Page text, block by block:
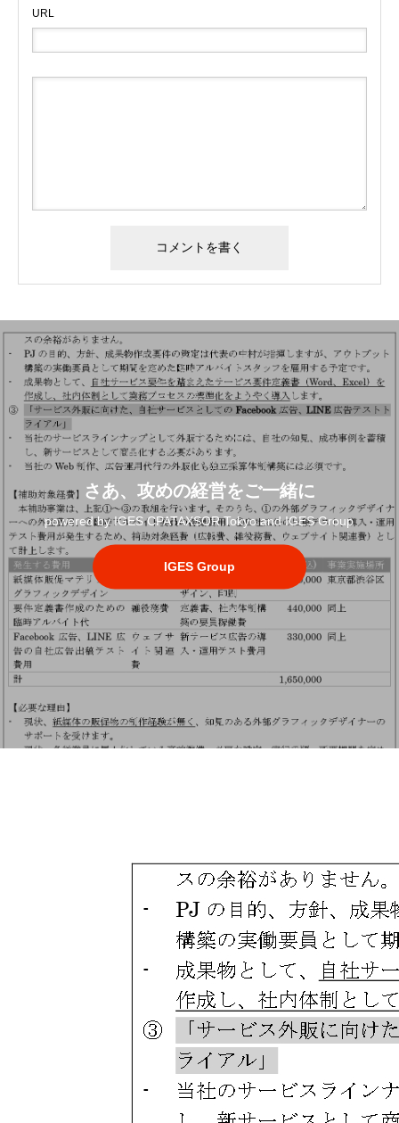
URL
さあ、攻めの経営をご一緒に
powered by IGES CPATAXSOR Tokyo and IGES Group
IGES Group